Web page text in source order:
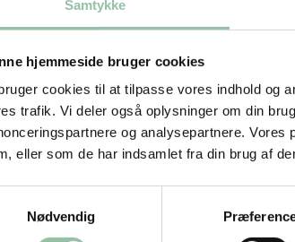
Samtykke
hjemmeside bruger cookies
cookies til at tilpasse vores indhold og
trafik. Vi deler også oplysninger om din
og analysepartnere.
eller som de har indsamlet fra din brug af
Nødvendig
skiver fra begge sider, da der en stor
agurken igennem på langs, fjern
skiver.